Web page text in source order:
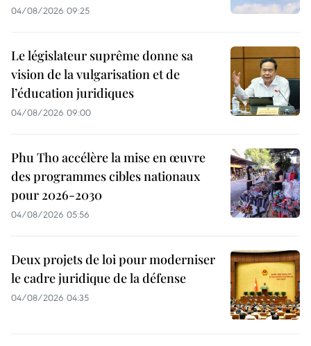
04/08/2026 09:25
Le législateur suprême donne sa
vision de la vulgarisation et de
l’éducation juridiques
04/08/2026 09:00
Phu Tho accélère la mise en œuvre
des programmes cibles nationaux
pour 2026-2030
04/08/2026 05:56
Deux projets de loi pour moderniser
le cadre juridique de la défense
04/08/2026 04:35